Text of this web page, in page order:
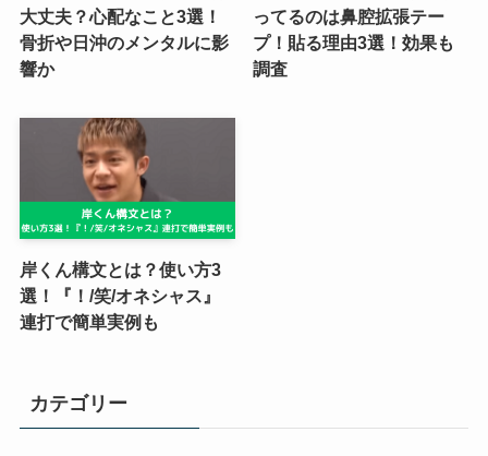
大丈夫？心配なこと3選！
骨折や日沖のメンタルに影
響か
ってるのは鼻腔拡張テー
プ！貼る理由3選！効果も
調査
岸くん構文とは？使い方3
選！『！/笑/オネシャス』
連打で簡単実例も
カテゴリー